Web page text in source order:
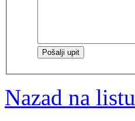
Nazad na listu